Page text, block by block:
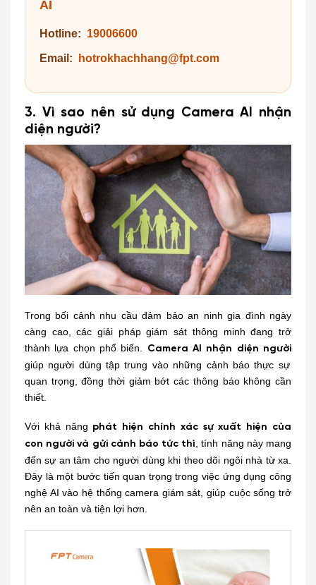
AI
Hotline: 19006600
Email: hotrokhachhang@fpt.com
3. Vì sao nên sử dụng Camera AI nhận
diện người?
Trong bối cảnh nhu cầu đảm bảo an ninh gia đình ngày
càng cao, các giải pháp giám sát thông minh đang trở
thành lựa chọn phổ biến.
Camera AI nhận diện người
giúp người dùng tập trung vào những cảnh báo thực sự
quan trọng, đồng thời giảm bớt các thông báo không cần
thiết.
Với khả năng phát hiện chính xác sự xuất hiện của
con người và gửi cảnh báo tức thì, tính năng này mang
đến sự an tâm cho người dùng khi theo dõi ngôi nhà từ xa.
Đây là một bước tiến quan trọng trong việc ứng dụng công
nghệ AI vào hệ thống camera giám sát, giúp cuộc sống trở
nên an toàn và tiện lợi hơn.